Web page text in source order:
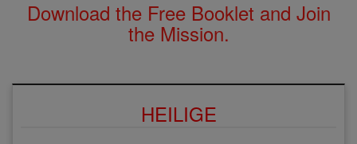
Download the Free Booklet and Join
the Mission.
HEILIGE